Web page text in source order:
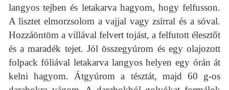
langyos tejben és letakarva hagyom, hogy felfusson.
A lisztet elmorzsolom a vajjal vagy zsírral és a sóval.
Hozzáöntöm a villával felvert tojást, a felfutott élesztőt
és a maradék tejet. Jól összegyúrom és egy olajozott
folpack fóliával letakarva langyos helyen egy órán át
kelni hagyom. Átgyúrom a tésztát, majd 60 g-os